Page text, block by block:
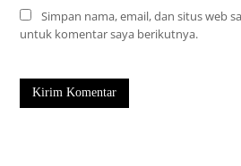
Simpan nama, email, dan situs web
untuk komentar saya berikutnya.